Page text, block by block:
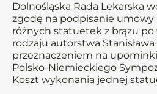
Dolnośląska Rada Lekarska
zgodę na podpisanie umowy
różnych statuetek z brązu po
rodzaju autorstwa
przeznaczeniem na
Polsko-Niemieckiego
Koszt wykonania jednej